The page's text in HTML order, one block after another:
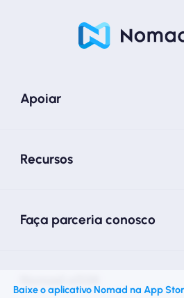
Apoiar
Recursos
Faça parceria conosco
Baixe o aplicativo Nomad na App